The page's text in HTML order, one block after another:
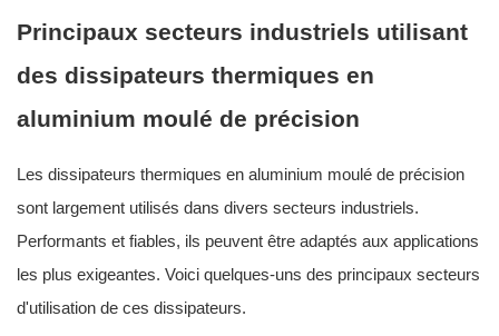
Principaux secteurs industriels utilisant
des dissipateurs thermiques en
aluminium moulé de précision
Les dissipateurs thermiques en aluminium moulé de précision
sont largement utilisés dans divers secteurs industriels.
Performants et fiables, ils peuvent être adaptés aux applications
les plus exigeantes. Voici quelques-uns des principaux secteurs
d'utilisation de ces dissipateurs.